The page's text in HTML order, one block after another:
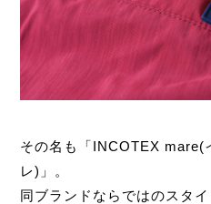
その名も「INCOTEX mare(
レ)」。
同ブランドならではのスタ